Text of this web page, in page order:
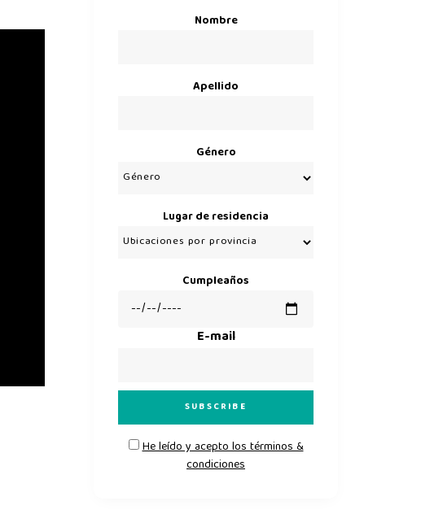
Nombre
Apellido
Género
Lugar de residencia
Cumpleaños
E-mail
He leído y acepto los términos &
condiciones